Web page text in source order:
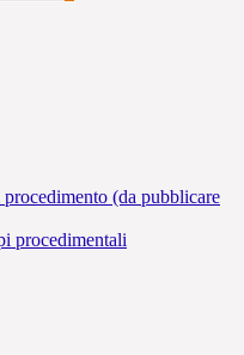
(da pubblicare
procedimentali